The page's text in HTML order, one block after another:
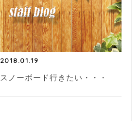
2018.01.19
スノーボード行きたい・・・